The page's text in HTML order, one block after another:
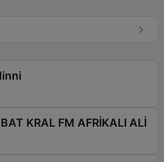
KRAL FM AFRİKALI ALİ